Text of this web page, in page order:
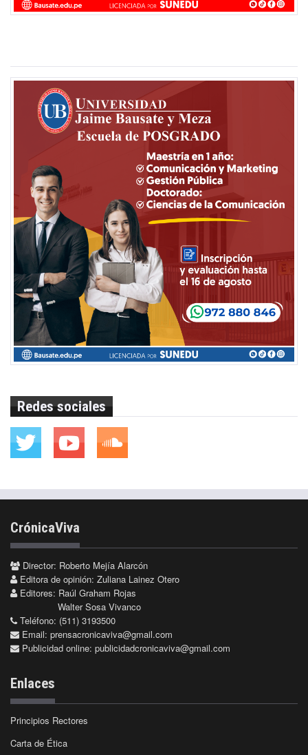
Redes sociales
CrónicaViva
Director: Roberto Mejía Alarcón
Editora de opinión: Zuliana Lainez Otero
Editores: Raúl Graham Rojas
Walter Sosa Vivanco
Teléfono: (511) 3193500
Email: prensacronicaviva@gmail.com
Publicidad online: publicidadcronicaviva@gmail.com
Enlaces
Principios Rectores
Carta de Ética